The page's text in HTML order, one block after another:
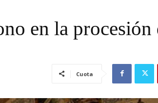
en la procesión
Cuota